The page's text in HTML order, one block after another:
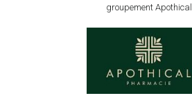
groupement Apothical